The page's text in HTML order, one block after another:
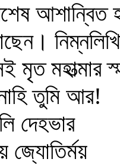
মৃত মহাত্মার
তুমি আর!
দেহভার